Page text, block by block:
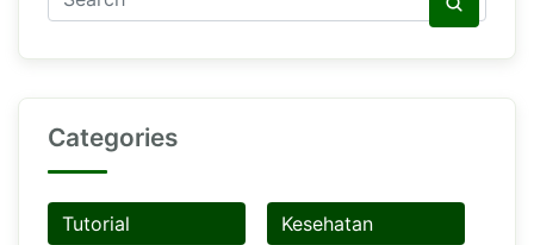
Categories
Tutorial Kesehatan